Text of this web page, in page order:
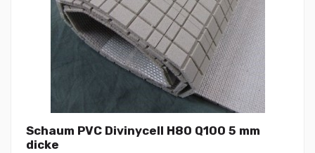
Schaum PVC Divinycell H80 Q100 5 mm
dicke